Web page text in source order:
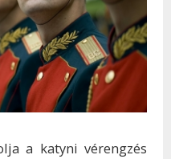
a katyni vérengzés